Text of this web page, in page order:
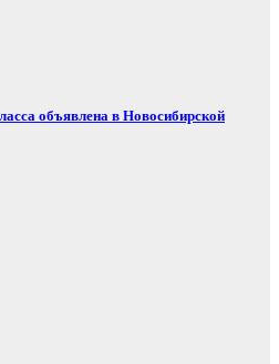
объявлена в Новосибирской